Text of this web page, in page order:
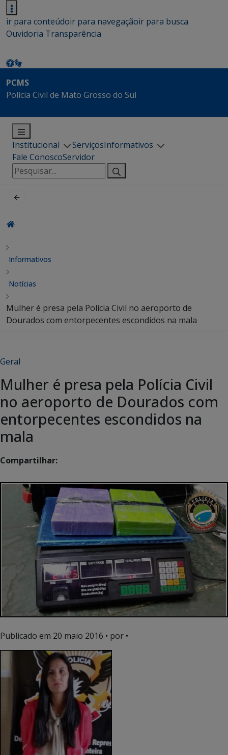
ir para conteúdoir para navegaçãoir para busca
Ouvidoria Transparência
PCMS
Polícia Civil de Mato Grosso do Sul
Institucional ServiçosInformativos
Fale ConoscoServidor
Pesquisar
por:
Informativos
Notícias
Mulher é presa pela Polícia Civil no aeroporto de
Dourados com entorpecentes escondidos na mala
Geral
Mulher é presa pela Polícia Civil
no aeroporto de Dourados com
entorpecentes escondidos na
mala
Compartilhar:
Publicado em 20 maio 2016 • por •